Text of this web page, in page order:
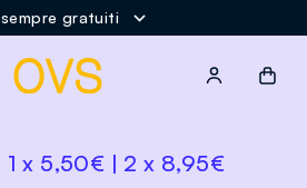
sempre gratuiti
1 x 5,50€ | 2 x 8,95€